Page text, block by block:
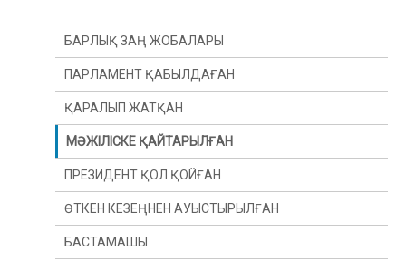
БАРЛЫҚ ЗАҢ ЖОБАЛАРЫ
ПАРЛАМЕНТ ҚАБЫЛДАҒАН
ҚАРАЛЫП ЖАТҚАН
МӘЖІЛІСКЕ ҚАЙТАРЫЛҒАН
ПРЕЗИДЕНТ ҚОЛ ҚОЙҒАН
ӨТКЕН КЕЗЕҢНЕН АУЫСТЫРЫЛҒАН
ӨТКЕН ЖЫЛДАН
БАСТАМАШЫ